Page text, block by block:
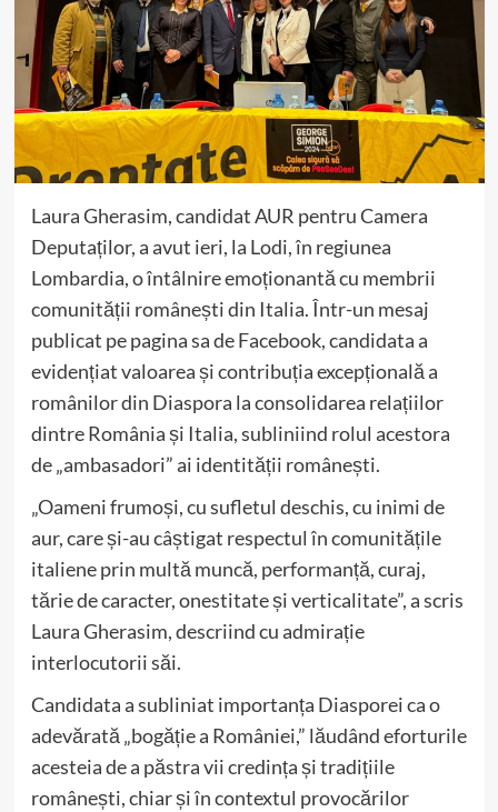
Laura Gherasim, candidat AUR pentru Camera
Deputaților, a avut ieri, la Lodi, în regiunea
Lombardia, o întâlnire emoționantă cu membrii
comunității românești din Italia. Într-un mesaj
publicat pe pagina sa de Facebook, candidata a
evidențiat valoarea și contribuția excepțională a
românilor din Diaspora la consolidarea relațiilor
dintre România și Italia, subliniind rolul acestora
de „ambasadori” ai identității românești.
„Oameni frumoși, cu sufletul deschis, cu inimi de
aur, care și-au câștigat respectul în comunitățile
italiene prin multă muncă, performanță, curaj,
tărie de caracter, onestitate și verticalitate”, a scris
Laura Gherasim, descriind cu admirație
interlocutorii săi.
Candidata a subliniat importanța Diasporei ca o
adevărată „bogăție a României,” lăudând eforturile
acesteia de a păstra vii credința și tradițiile
românești, chiar și în contextul provocărilor